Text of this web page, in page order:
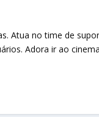
Atua no time de
Adora ir ao